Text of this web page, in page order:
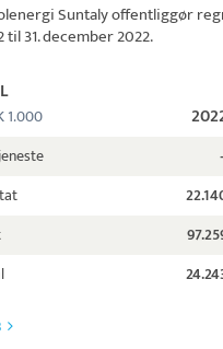
Suntalyoffentliggør
til 31. december 2022.
1.000